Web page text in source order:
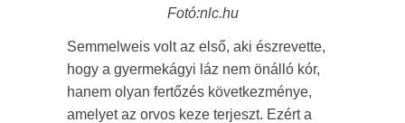
Fotó:nlc.hu
Semmelweis volt az első, aki észrevette,
hogy a gyermekágyi láz nem önálló kór,
hanem olyan fertőzés következménye,
amelyet az orvos keze terjeszt. Ezért a